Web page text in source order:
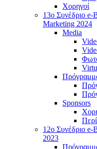
Χορηγοί
13o Συνέδριο
Marketing 2024
Media
Sponsors
12o Συνέδριο
2023